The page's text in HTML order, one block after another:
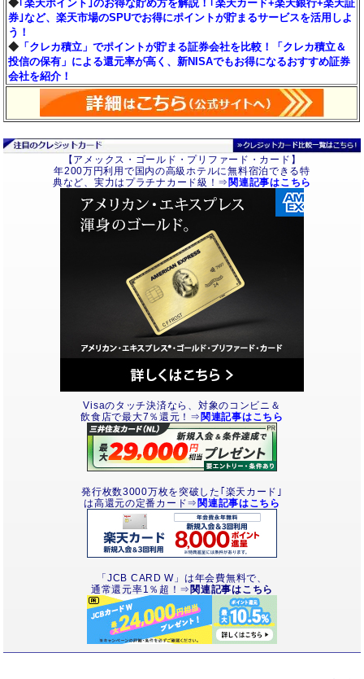
◆ ｢楽天ポイント｣のお得な貯め方を解説！｢楽天カード+楽天銀行+楽天証
券｣など、楽天市場のSPUでお得にポイントが貯まるサービスを活用しよ
う！
◆ 「クレカ積立」でポイントが貯まる証券会社を比較！「クレカ積立＆
投信の保有」による還元率が高く、新NISAでもお得になるおすすめ証券
会社を紹介！
【アメックス・ゴールド・プリファード・カード】
年200万円利用で国内の高級ホテルに無料宿泊できる特
典など、実力はプラチナカード級！⇒ 関連記事はこちら
Visaのタッチ決済なら、対象のコンビニ＆
飲食店で最大7％還元！⇒ 関連記事はこちら
発行枚数3000万枚を突破した｢楽天カード｣
は高還元の定番カード⇒ 関連記事はこちら
「JCB CARD W」は年会費無料で、
通常還元率1％超！⇒ 関連記事はこちら